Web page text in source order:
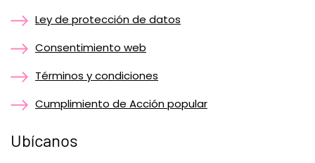
Ley de protección de datos
Consentimiento web
Términos y condiciones
Cumplimiento de Acción popular
Ubícanos